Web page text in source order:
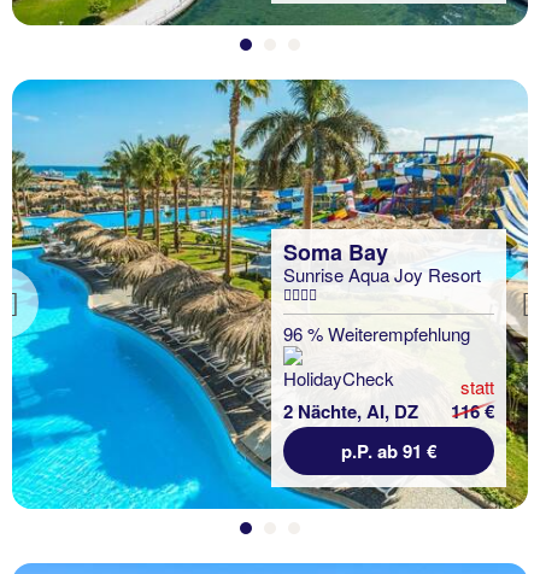
Previous
Soma Bay
Sunrise Aqua Joy Resort
96 % Weiterempfehlung
2 Nächte, AI, DZ
statt
116 €
p.P. ab 91 €